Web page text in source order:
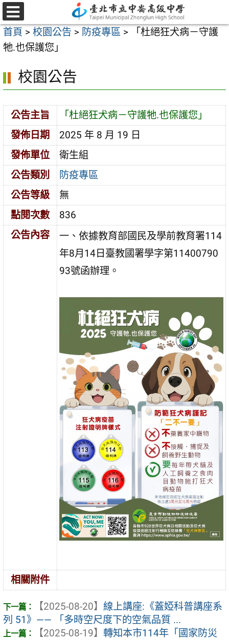
跳
至
主
要
容
選
單
首頁 > 校園公告 > 防疫專區 >
「杜絕狂犬病－守護
牠.也保護您」
校園公告
公告主旨
「杜絕狂犬病－守護牠.也保護您」
發佈日期
2025 年 8 月 19 日
發佈單位
衛生組
公告類別
防疫專區
公告等級
無
點閱次數
836
公告內容
一、依據教育部國民及學前教育署114
年8月14日臺教國署學字第11400790
93號函辦理。
相關附件
【2025-08-20】 線上講座:《蓋婭科普講座系
列 51》—— 「多時空尺度下的空氣品質 ...
【2025-08-19】 轉知本市114年「國家防災